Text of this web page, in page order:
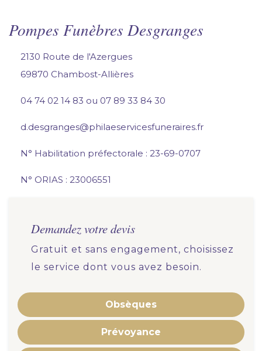
Pompes Funèbres Desgranges
2130 Route de l'Azergues
69870 Chambost-Allières
04 74 02 14 83 ou 07 89 33 84 30
d.desgranges@philaeservicesfuneraires.fr
N° Habilitation préfectorale : 23-69-0707
N° ORIAS : 23006551
Demandez votre devis
Gratuit et sans engagement, choisissez
le service dont vous avez besoin.
Obsèques
Prévoyance